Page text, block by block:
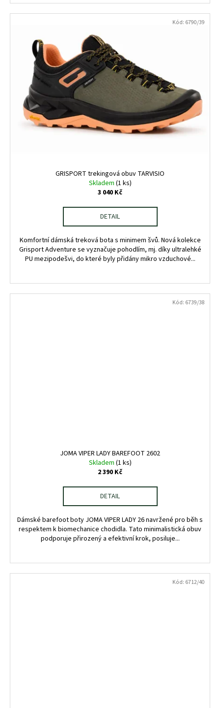
GRISPORT trekingová obuv TARVISIO
Skladem (1 ks)
3 040 Kč
DETAIL
Komfortní dámská treková bota s minimem švů. Nová kolekce
Grisport Adventure se vyznačuje pohodlím, mj. díky ultralehké
PU mezipodešvi, do které byly přidány mikro vzduchové...
Kód: 6790/39
JOMA VIPER LADY BAREFOOT 2602
Skladem (1 ks)
2 390 Kč
DETAIL
Dámské barefoot boty JOMA VIPER LADY 26 navržené pro běh s
respektem k biomechanice chodidla. Tato minimalistická obuv
podporuje přirozený a efektivní krok, posiluje...
Kód: 6739/38
Kód: 6712/40